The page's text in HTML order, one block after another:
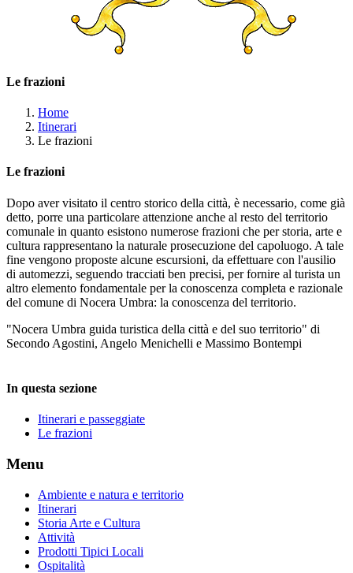
Le frazioni
Home
Itinerari
Le frazioni
Le frazioni
Dopo aver visitato il centro storico della città, è necessario, come già
detto, porre una particolare attenzione anche al resto del territorio
comunale in quanto esistono numerose frazioni che per storia, arte e
cultura rappresentano la naturale prosecuzione del capoluogo. A tale
fine vengono proposte alcune escursioni, da effettuare con l'ausilio
di automezzi, seguendo tracciati ben precisi, per fornire al turista un
altro elemento fondamentale per la conoscenza completa e razionale
del comune di Nocera Umbra: la conoscenza del territorio.
"Nocera Umbra guida turistica della città e del suo territorio" di
Secondo Agostini, Angelo Menichelli e Massimo Bontempi
In questa sezione
Itinerari e passeggiate
Le frazioni
Menu
Ambiente e natura e territorio
Itinerari
Storia Arte e Cultura
Attività
Prodotti Tipici Locali
Ospitalità